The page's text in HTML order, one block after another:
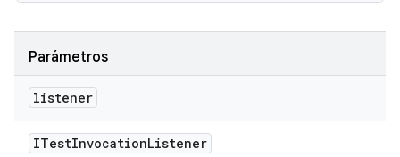
Parámetros
listener
ITestInvocationListener